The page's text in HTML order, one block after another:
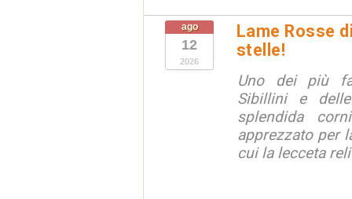
ago
12
2026
Lame Rosse
stelle!
Uno dei più
Sibillini e
splendida
apprezzato per
cui la lecceta